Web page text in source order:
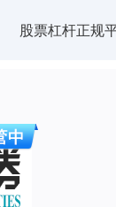
股票杠杆正规